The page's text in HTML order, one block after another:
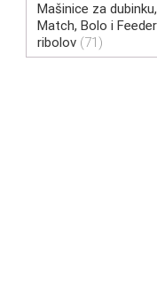
Mašinice za dubinku,
Match, Bolo i Feeder
ribolov (71)